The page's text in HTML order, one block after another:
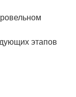
этапов